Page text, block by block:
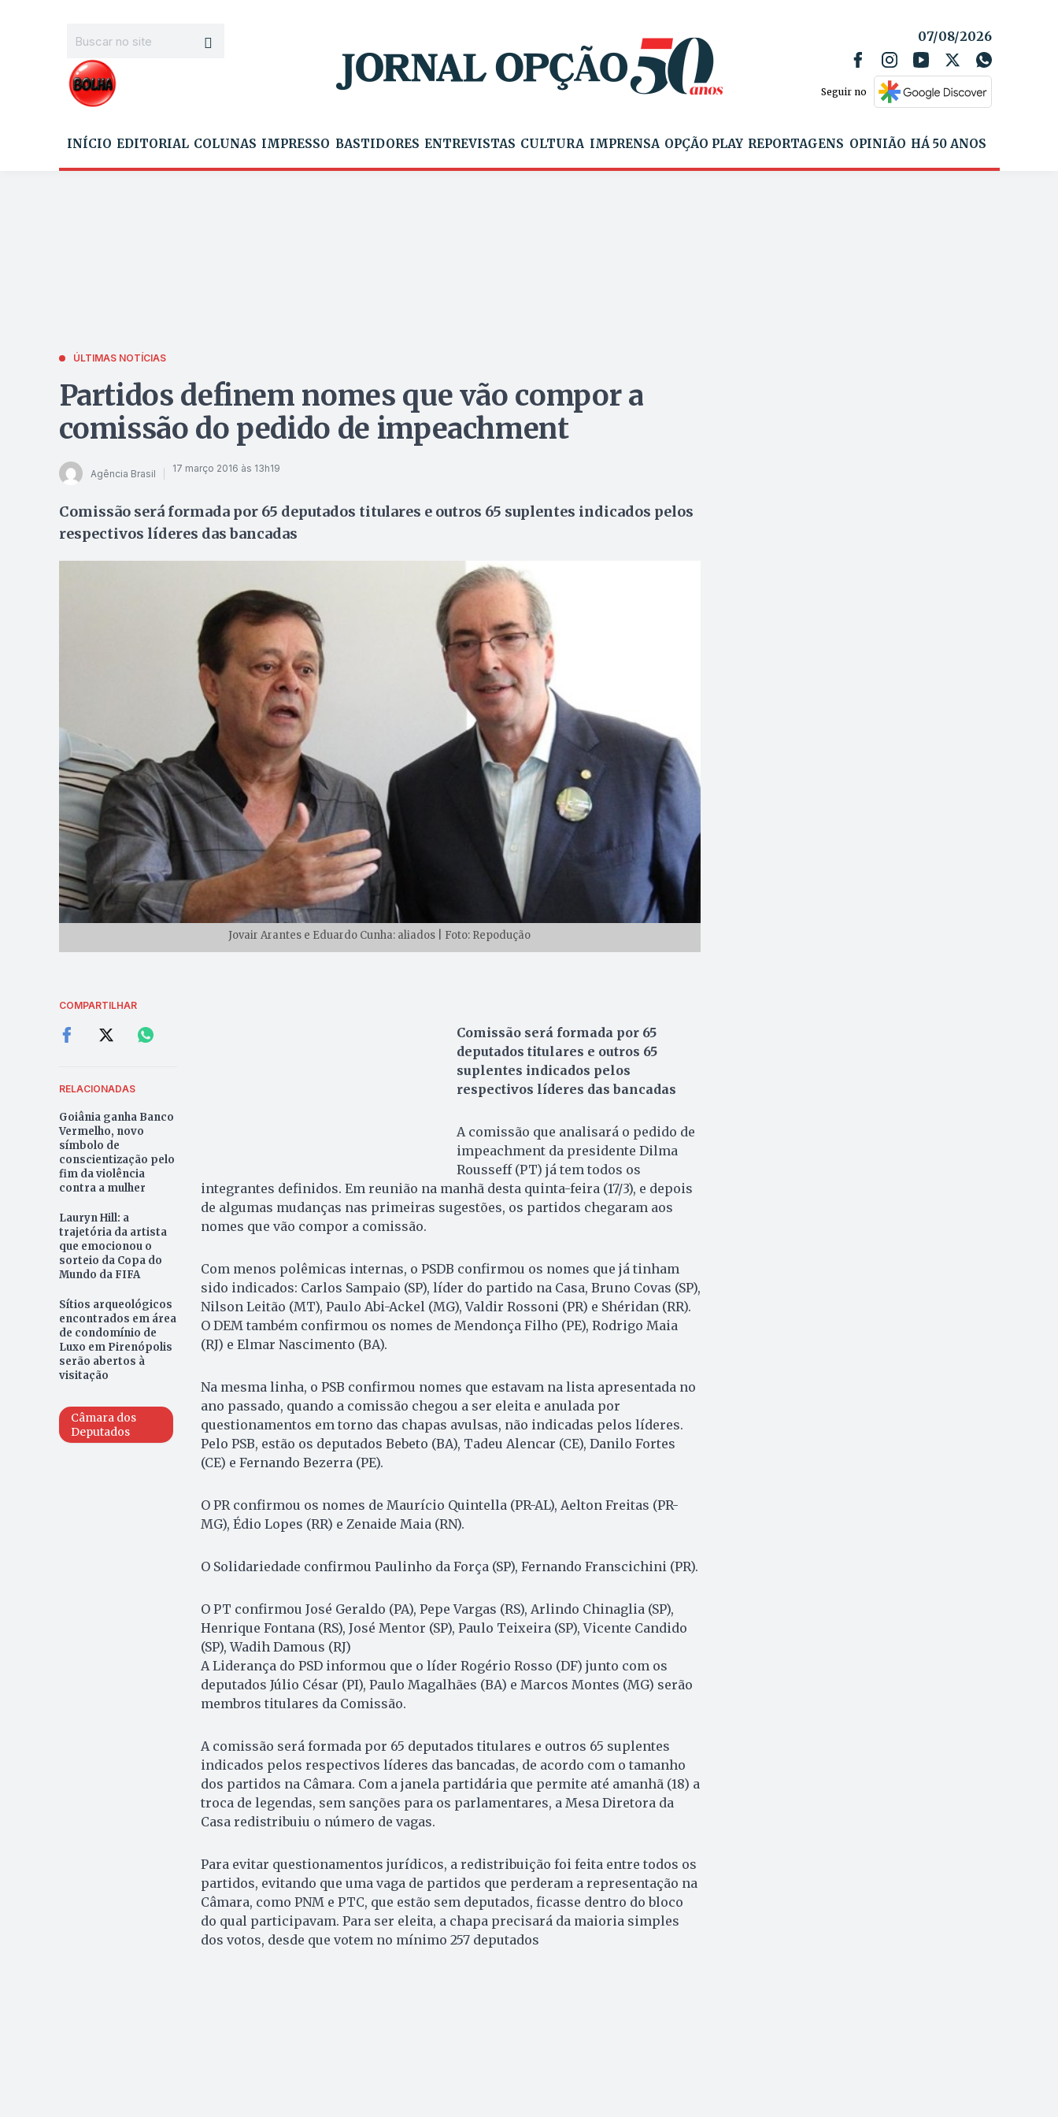
07/08/2026
Seguir no
INÍCIO EDITORIAL COLUNAS IMPRESSO BASTIDORES ENTREVISTAS CULTURA IMPRENSA OPÇÃO PLAY REPORTAGENS OPINIÃO HÁ 50 ANOS
ÚLTIMAS NOTÍCIAS
Partidos definem nomes que vão compor a
comissão do pedido de impeachment
Agência Brasil 17 março 2016 às 13h19
Comissão será formada por 65 deputados titulares e outros 65 suplentes indicados pelos
respectivos líderes das bancadas
Jovair Arantes e Eduardo Cunha: aliados | Foto: Repodução
COMPARTILHAR
RELACIONADAS
Goiânia ganha Banco
Vermelho, novo
símbolo de
conscientização pelo
fim da violência
contra a mulher
Lauryn Hill: a
trajetória da artista
que emocionou o
sorteio da Copa do
Mundo da FIFA
Sítios arqueológicos
encontrados em área
de condomínio de
Luxo em Pirenópolis
serão abertos à
visitação
Câmara dos
Deputados
Comissão será formada por 65
deputados titulares e outros 65
suplentes indicados pelos
respectivos líderes das bancadas
A comissão que analisará o pedido de
impeachment da presidente Dilma
Rousseff (PT) já tem todos os
integrantes definidos. Em reunião na manhã desta quinta-feira (17/3), e depois
de algumas mudanças nas primeiras sugestões, os partidos chegaram aos
nomes que vão compor a comissão.
Com menos polêmicas internas, o PSDB confirmou os nomes que já tinham
sido indicados: Carlos Sampaio (SP), líder do partido na Casa, Bruno Covas (SP),
Nilson Leitão (MT), Paulo Abi-Ackel (MG), Valdir Rossoni (PR) e Shéridan (RR).
O DEM também confirmou os nomes de Mendonça Filho (PE), Rodrigo Maia
(RJ) e Elmar Nascimento (BA).
Na mesma linha, o PSB confirmou nomes que estavam na lista apresentada no
ano passado, quando a comissão chegou a ser eleita e anulada por
questionamentos em torno das chapas avulsas, não indicadas pelos líderes.
Pelo PSB, estão os deputados Bebeto (BA), Tadeu Alencar (CE), Danilo Fortes
(CE) e Fernando Bezerra (PE).
O PR confirmou os nomes de Maurício Quintella (PR-AL), Aelton Freitas (PR-
MG), Édio Lopes (RR) e Zenaide Maia (RN).
O Solidariedade confirmou Paulinho da Força (SP), Fernando Franscichini (PR).
O PT confirmou José Geraldo (PA), Pepe Vargas (RS), Arlindo Chinaglia (SP),
Henrique Fontana (RS), José Mentor (SP), Paulo Teixeira (SP), Vicente Candido
(SP), Wadih Damous (RJ)
A Liderança do PSD informou que o líder Rogério Rosso (DF) junto com os
deputados Júlio César (PI), Paulo Magalhães (BA) e Marcos Montes (MG) serão
membros titulares da Comissão.
A comissão será formada por 65 deputados titulares e outros 65 suplentes
indicados pelos respectivos líderes das bancadas, de acordo com o tamanho
dos partidos na Câmara. Com a janela partidária que permite até amanhã (18) a
troca de legendas, sem sanções para os parlamentares, a Mesa Diretora da
Casa redistribuiu o número de vagas.
Para evitar questionamentos jurídicos, a redistribuição foi feita entre todos os
partidos, evitando que uma vaga de partidos que perderam a representação na
Câmara, como PNM e PTC, que estão sem deputados, ficasse dentro do bloco
do qual participavam. Para ser eleita, a chapa precisará da maioria simples
dos votos, desde que votem no mínimo 257 deputados